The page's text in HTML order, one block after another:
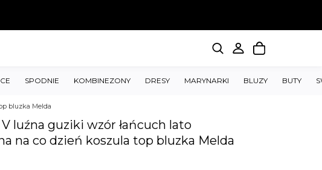
SPODNIE KOMBINEZONY DRESY MARYNARKI BLUZY BUTY
bluzka Melda
luźna guziki wzór łańcuch lato
na co dzień koszula top bluzka Melda